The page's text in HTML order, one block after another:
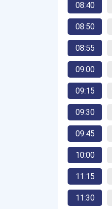
08:40
08:50
08:55
09:00
09:15
09:30
09:45
10:00
11:15
11:30